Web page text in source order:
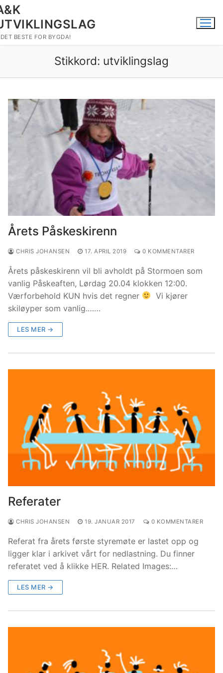
Hopp
til
innholdet
BESTE FOR BYGDA!
Stikkord: utviklingslag
Årets Påskeskirenn
CHRIS JOHANSEN 17. APRIL 2019 0 KOMMENTARER
Årets påskeskirenn vil bli avholdt på Stormoen som
vanlig Påskeaften, Lørdag 20.04 klokken 12:00.
Værforbehold KUN hvis det regner
Vi kjører
skiløyper som vanlig.……
LES MER →
Referater
CHRIS JOHANSEN 19. JANUAR 2017 0 KOMMENTARER
Referat fra årets første styremøte er lastet opp og
ligger klar i arkivet vårt for nedlastning. Du finner
referatet ved å klikke HER. Related Images:…
LES MER →